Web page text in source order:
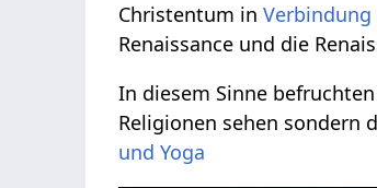
Christentum inVerbindung
Renaissance und die
In diesem Sinne
Religionen sehen sondern
und Yoga